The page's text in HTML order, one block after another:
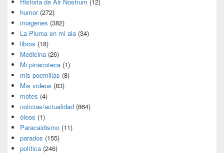
humor(272)
imagenes (382)
La Pluma en mi ala (34)
libros (18)
Medicina (26)
Mi pinacoteca (1)
mis poemillas (8)
Mis videos (83)
motes (4)
noticias/actualidad (864)
óleos (1)
Paracaidismo (11)
parados (155)
política (246)